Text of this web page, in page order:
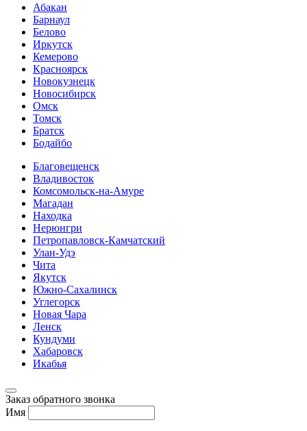
Абакан
Барнаул
Белово
Иркутск
Кемерово
Красноярск
Новокузнецк
Новосибирск
Омск
Томск
Братск
Бодайбо
Благовещенск
Владивосток
Комсомольск-на-Амуре
Магадан
Находка
Нерюнгри
Петропавловск-Камчатский
Улан-Удэ
Чита
Якутск
Южно-Сахалинск
Углегорск
Новая Чара
Ленск
Кундуми
Хабаровск
Икабья
Заказ обратного звонка
Имя